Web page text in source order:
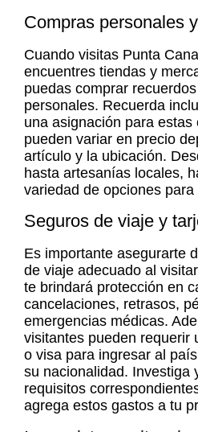
Compras personales
Cuando visitas Punta
encuentres tiendas y
puedas comprar
personales. Recuerda
una asignación para estas
pueden variar en precio
artículo y la ubicación.
hasta artesanías locales,
variedad de opciones para
Seguros de viaje y
Es importante asegurarte
de viaje adecuado al
te brindará protección en
cancelaciones, retrasos,
emergencias médicas.
visitantes pueden requerir
o visa para ingresar al
su nacionalidad. Investiga
requisitos
agrega estos gastos a tu